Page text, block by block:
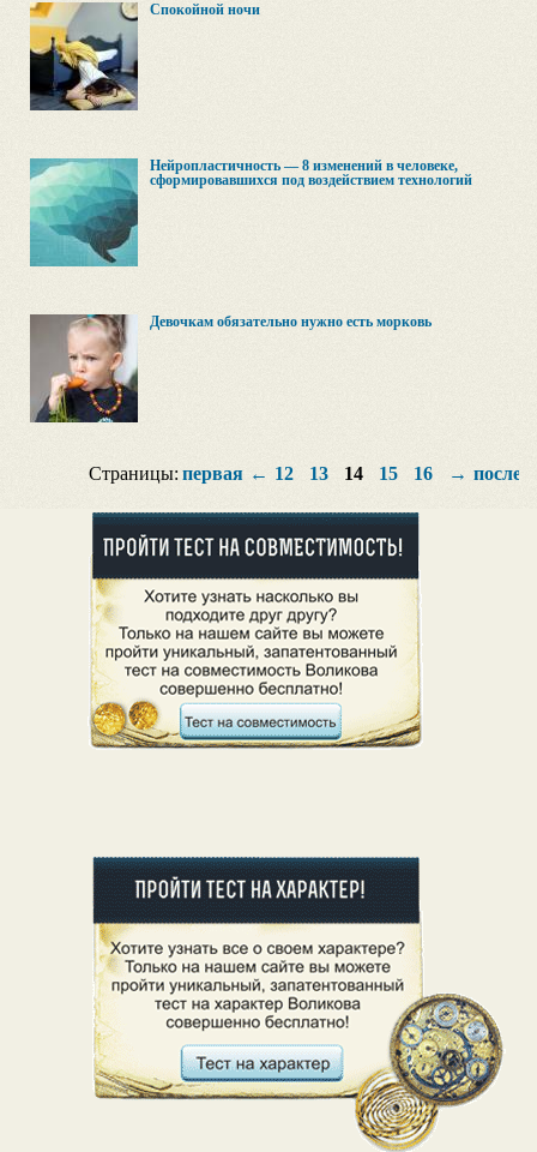
Спокойной ночи
Нейропластичность — 8 изменений в человеке,
сформировавшихся под воздействием технологий
Девочкам обязательно нужно есть морковь
Страницы: первая ← 12 13 14 15 16 →